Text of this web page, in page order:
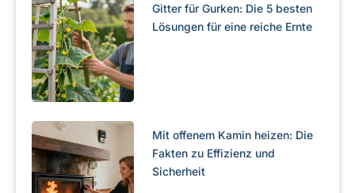
Gitter für Gurken: Die 5 besten
Lösungen für eine reiche Ernte
Mit offenem Kamin heizen: Die
Fakten zu Effizienz und
Sicherheit